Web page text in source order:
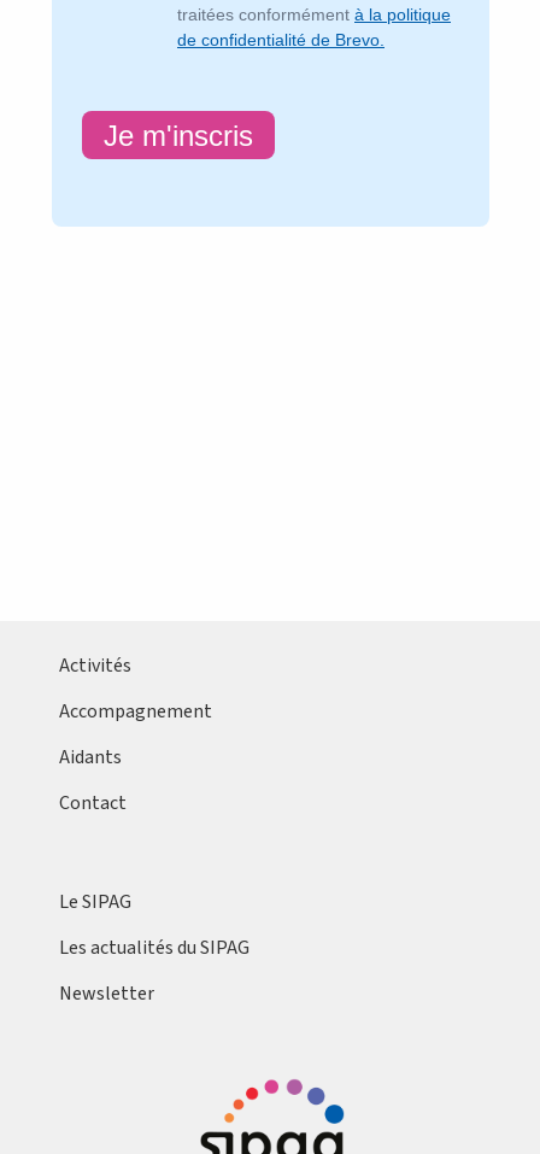
Activités
Accompagnement
Aidants
Contact
Le SIPAG
Les actualités du SIPAG
Newsletter